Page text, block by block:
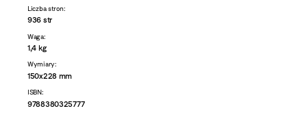
Liczba stron:
936 str
Waga:
1,4 kg
Wymiary:
150x228 mm
ISBN:
9788380325777